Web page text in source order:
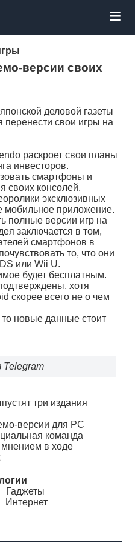
≡
версии своих
деловой газеты
перенести свои игры на
раскроет свои планы
инвесторов.
смартфоны и
своих консолей,
эксклюзивных
мобильное приложение.
полные версии игр на
заключается в том,
смартфонов в
то, что они
или Wii U.
будет бесплатным.
хотя
скорее всего не о чем
новые данные стоит
три издания
версии для PC
команда
в ходе
Гаджеты
Интернет